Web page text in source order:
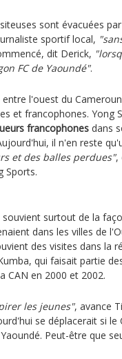
sont évacuées
sportif local,
dit Derick,
FC de Yaoundé".
entre l'ouest du
et francophones. Yong
francophones dans
il n'en reste
et des balles perdues",
Sports.
surtout de la
dans les villes de
des visites dans la
qui faisait partie
CAN en 2000 et 2002.
les jeunes", avance
se déplacerait si le
Peut-être que